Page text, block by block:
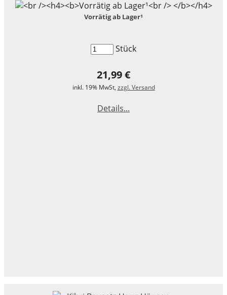
Vorrätig ab Lager¹
Stück
21,99 €
inkl. 19% MwSt, zzgl. Versand
Details...